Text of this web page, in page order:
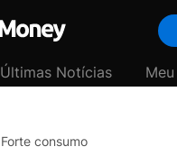
Últimas Notícias
Forte consumo